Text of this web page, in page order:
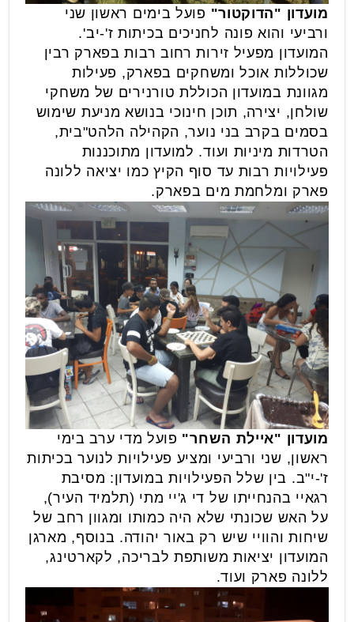
מועדון "הדוקטור" פועל בימים ראשון שני
ורביעי והוא פונה לחניכים בכיתות ז'-יב'.
המועדון מפעיל זירות רחוב רבות בפארק רבין
שכוללות אוכל ומשחקים בפארק, פעילות
מגוונת במועדון הכוללת טורנירים של משחקי
שולחן, יצירה, תוכן חינוכי בנושא מניעת שימוש
בסמים בקרב בני נוער, הקהילה הלהט"בית,
הטרדות מיניות ועוד. למועדון מתוכננות
פעילויות רבות עד סוף הקיץ כמו יציאה ללונה
פארק ומלחמת מים בפארק.
מועדון "איילת השחר" פועל מדי ערב בימי
ראשון, שני ורביעי ומציע פעילויות לנוער בכיתות
ז'-י"ב. בין שלל הפעילויות במועדון: מסיבת
רגאיי בהנחייתו של די ג'יי מתי (תלמיד העיר),
על האש שכונתי שלא היה כמותו ומגוון רחב של
שיחות והוויי שיש רק באור יהודה. בנוסף, מארגן
המועדון יציאות משותפת לבריכה, לקארטינג,
ללונה פארק ועוד.